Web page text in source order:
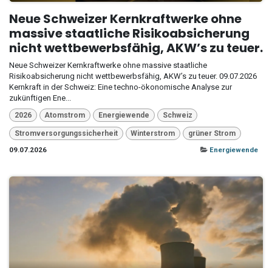
Neue Schweizer Kernkraftwerke ohne
massive staatliche Risikoabsicherung
nicht wettbewerbsfähig, AKW’s zu teuer.
Neue Schweizer Kernkraftwerke ohne massive staatliche
Risikoabsicherung nicht wettbewerbsfähig, AKW’s zu teuer. 09.07.2026
Kernkraft in der Schweiz: Eine techno-ökonomische Analyse zur
zukünftigen Ene...
2026 Atomstrom Energiewende Schweiz
Stromversorgungssicherheit Winterstrom
grüner Strom
09.07.2026
Energiewende